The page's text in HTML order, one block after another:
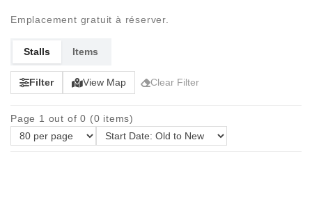
Emplacement gratuit à réserver.
Stalls Items
Filter View Map Clear Filter
Page 1 out of 0 (0 items)